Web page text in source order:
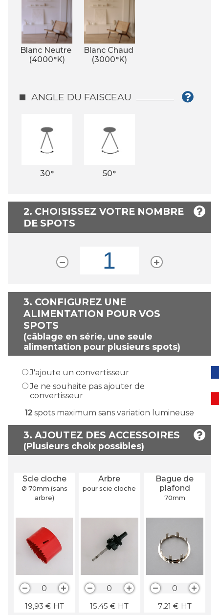
Blanc Neutre
(4000°K)
Blanc Chaud
(3000°K)
ANGLE DU FAISCEAU
30° 50°
2. CHOISISSEZ VOTRE NOMBRE
DE SPOTS
3. CONFIGUREZ UNE
ALIMENTATION POUR VOS
SPOTS
(câblage en série, une seule
alimentation pour plusieurs spots)
J'ajoute un convertisseur
Je ne souhaite pas ajouter de
convertisseur
12spots maximum sans variation lumineuse
3. AJOUTEZ DES ACCESSOIRES
Scie cloche
Ø 70mm (sans
arbre)
0
19,93 € HT
Arbre
pour scie cloche
0
15,45 € HT
Bague de
plafond
70mm
0
7,21 € HT